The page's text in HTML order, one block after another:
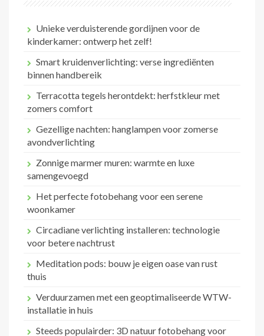
Unieke verduisterende gordijnen voor de
kinderkamer: ontwerp het zelf!
Smart kruidenverlichting: verse ingrediënten
binnen handbereik
Terracotta tegels herontdekt: herfstkleur met
zomers comfort
Gezellige nachten: hanglampen voor zomerse
avondverlichting
Zonnige marmer muren: warmte en luxe
samengevoegd
Het perfecte fotobehang voor een serene
woonkamer
Circadiane verlichting installeren: technologie
voor betere nachtrust
Meditation pods: bouw je eigen oase van rust
thuis
Verduurzamen met een geoptimaliseerde WTW-
installatie in huis
Steeds populairder: 3D natuur fotobehang voor